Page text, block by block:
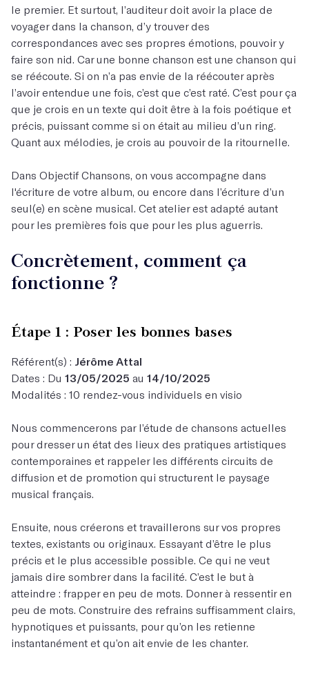
le premier. Et surtout, l’auditeur doit avoir la place de
voyager dans la chanson, d’y trouver des
correspondances avec ses propres émotions, pouvoir y
faire son nid. Car une bonne chanson est une chanson qui
se réécoute. Si on n’a pas envie de la réécouter après
l’avoir entendue une fois, c’est que c’est raté. C’est pour ça
que je crois en un texte qui doit être à la fois poétique et
précis, puissant comme si on était au milieu d’un ring.
Quant aux mélodies, je crois au pouvoir de la ritournelle.
Dans Objectif Chansons, on vous accompagne dans
l'écriture de votre album, ou encore dans l’écriture d’un
seul(e) en scène musical. Cet atelier est adapté autant
pour les premières fois que pour les plus aguerris.
Concrètement, comment ça
fonctionne ?
Étape 1 : Poser les bonnes bases
Référent(s) : Jérôme Attal
Dates : Du 13/05/2025 au 14/10/2025
Modalités : 10 rendez-vous individuels en visio
Nous commencerons par l’étude de chansons actuelles
pour dresser un état des lieux des pratiques artistiques
contemporaines et rappeler les différents circuits de
diffusion et de promotion qui structurent le paysage
musical français.
Ensuite, nous créerons et travaillerons sur vos propres
textes, existants ou originaux. Essayant d’être le plus
précis et le plus accessible possible. Ce qui ne veut
jamais dire sombrer dans la facilité. C’est le but à
atteindre : frapper en peu de mots. Donner à ressentir en
peu de mots. Construire des refrains suffisamment clairs,
hypnotiques et puissants, pour qu’on les retienne
instantanément et qu’on ait envie de les chanter.